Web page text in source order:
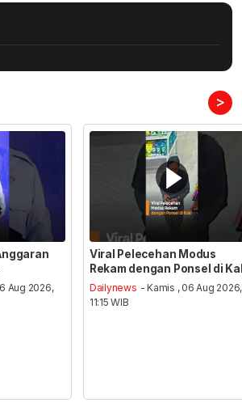
>
Aug 2026,
Viral Pelecehan Modus
Rekam dengan Ponsel di
Dailynews - Kamis , 06 Aug 2026,
11:15 WIB